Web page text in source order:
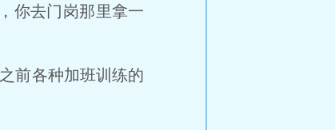
你去门岗那里拿一
前各种加班训练的